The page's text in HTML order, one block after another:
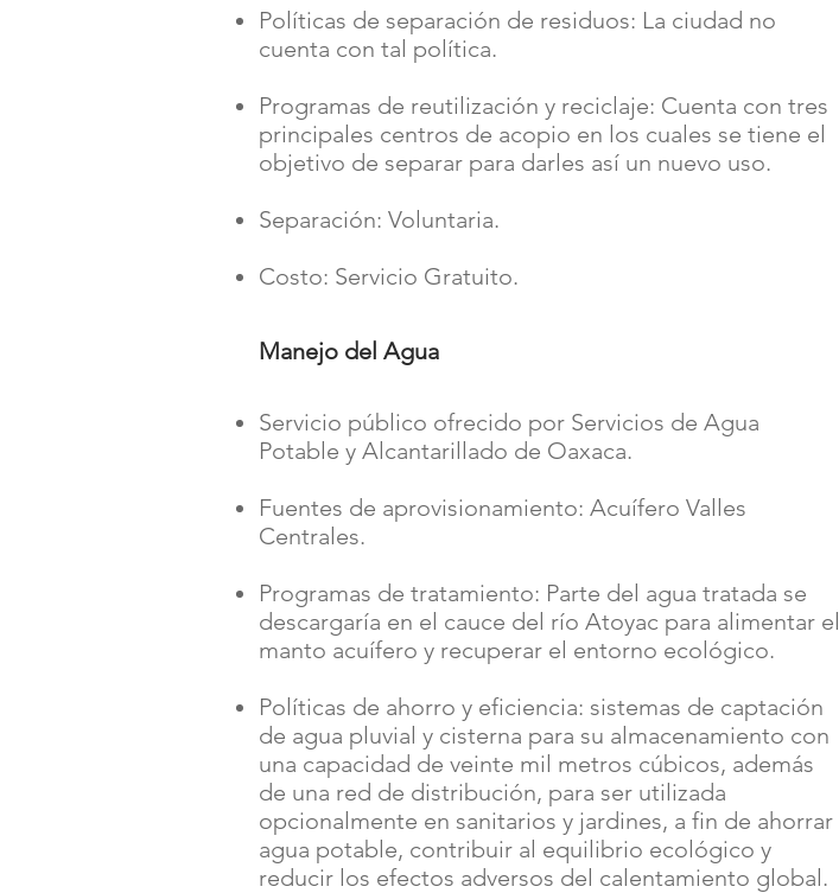
Políticas de separación de residuos: La ciudad no
cuenta con tal política.
Programas de reutilización y reciclaje: Cuenta con tres
principales centros de acopio en los cuales se tiene el
objetivo de separar para darles así un nuevo uso.
Separación: Voluntaria.
Costo: Servicio Gratuito.
Manejo del Agua
Servicio público ofrecido por Servicios de Agua
Potable y Alcantarillado de Oaxaca.
Fuentes de aprovisionamiento: Acuífero Valles
Centrales.
Programas de tratamiento: Parte del agua tratada se
descargaría en el cauce del río Atoyac para alimentar el
manto acuífero y recuperar el entorno ecológico.
Políticas de ahorro y eficiencia: sistemas de captación
de agua pluvial y cisterna para su almacenamiento con
una capacidad de veinte mil metros cúbicos, además
de una red de distribución, para ser utilizada
opcionalmente en sanitarios y jardines, a fin de ahorrar
agua potable, contribuir al equilibrio ecológico y
reducir los efectos adversos del calentamiento global.